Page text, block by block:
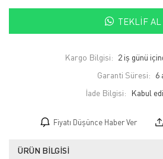
TEKLIF AL
Kargo Bilgisi: 2 iş günü
Garanti Süresi: 6
İade Bilgisi:
Fiyatı Düşünce Haber Ver
ÜRÜN BILGISI